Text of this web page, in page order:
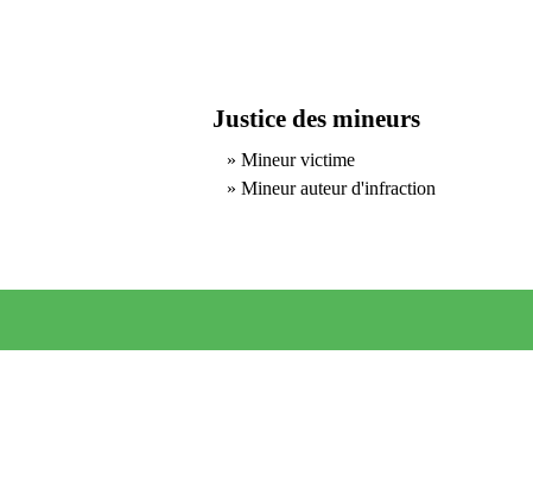
Justice des mineurs
Mineur victime
Mineur auteur d'infraction